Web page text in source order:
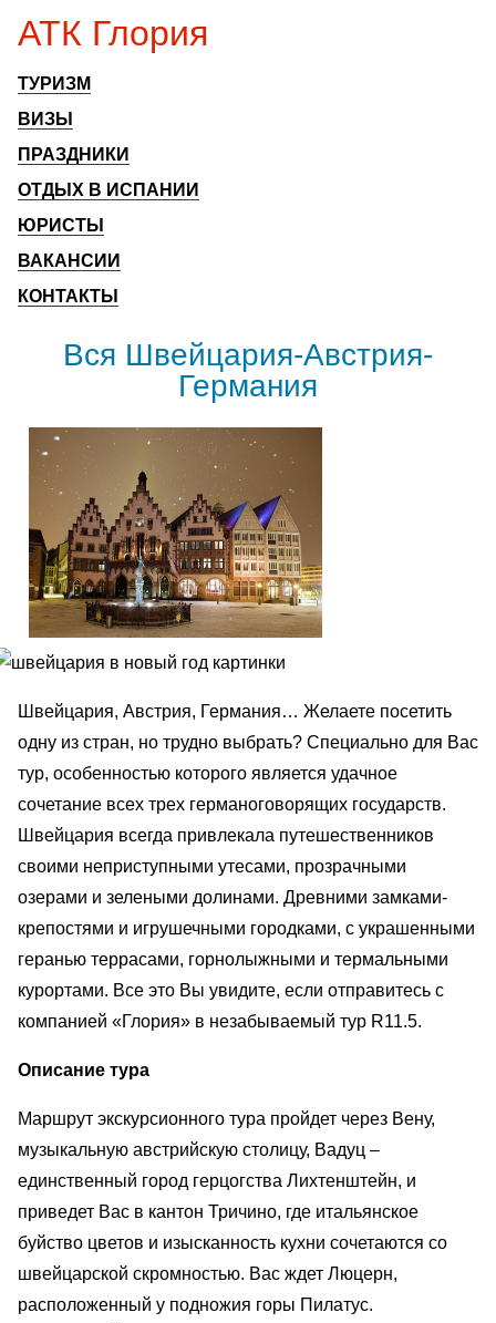
АТК Глория
ТУРИЗМ
ВИЗЫ
ПРАЗДНИКИ
ОТДЫХ В ИСПАНИИ
ЮРИСТЫ
ВАКАНСИИ
КОНТАКТЫ
Вся Швейцария-Австрия-
Германия
Швейцария, Австрия, Германия… Желаете посетить
одну из стран, но трудно выбрать? Специально для Вас
тур, особенностью которого является удачное
сочетание всех трех германоговорящих государств.
Швейцария всегда привлекала путешественников
своими неприступными утесами, прозрачными
озерами и зелеными долинами. Древними замками-
крепостями и игрушечными городками, с украшенными
геранью террасами, горнолыжными и термальными
курортами. Все это Вы увидите, если отправитесь с
компанией «Глория» в незабываемый тур R11.5.
Описание тура
Маршрут экскурсионного тура пройдет через Вену,
музыкальную австрийскую столицу, Вадуц –
единственный город герцогства Лихтенштейн, и
приведет Вас в кантон Тричино, где итальянское
буйство цветов и изысканность кухни сочетаются со
швейцарской скромностью. Вас ждет Люцерн,
расположенный у подножия горы Пилатус.